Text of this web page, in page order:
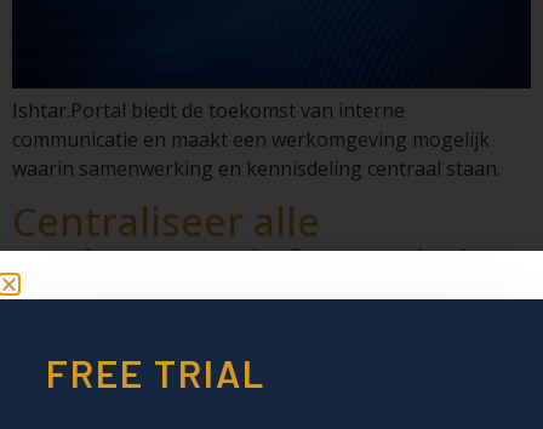
Ishtar.Portal biedt de toekomst van interne
communicatie en maakt een werkomgeving mogelijk
waarin samenwerking en kennisdeling centraal staan.
Centraliseer alle
werknemersinformatie in
Ishtar365!​
FREE TRIAL